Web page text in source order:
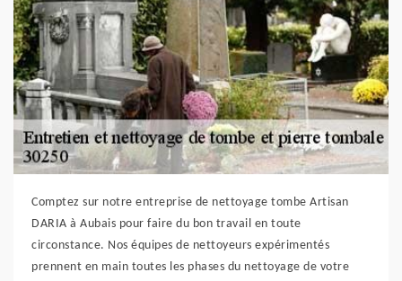
Comptez sur notre entreprise de nettoyage tombe Artisan
DARIA à Aubais pour faire du bon travail en toute
circonstance. Nos équipes de nettoyeurs expérimentés
prennent en main toutes les phases du nettoyage de votre